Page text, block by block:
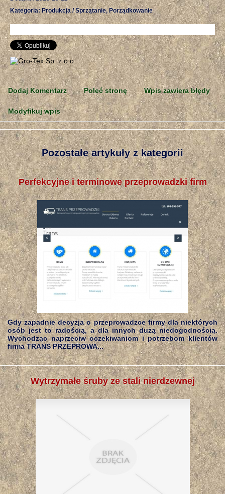
Kategoria: Produkcja / Sprzątanie, Porządkowanie
Dodaj Komentarz Poleć stronę Wpis zawiera błędy
Modyfikuj wpis
Pozostałe artykuły z kategorii
Perfekcyjne i terminowe przeprowadzki firm
Gdy zapadnie decyzja o przeprowadzce firmy dla niektórych
osób jest to radością, a dla innych dużą niedogodnością.
Wychodząc naprzeciw oczekiwaniom i potrzebom klientów
firma TRANS PRZEPROWA...
Wytrzymałe śruby ze stali nierdzewnej